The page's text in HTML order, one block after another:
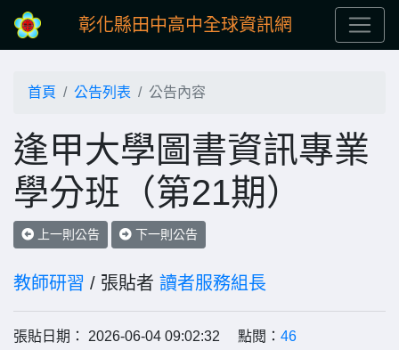
彰化縣田中高中全球資訊網
首頁 公告列表 公告內容
逢甲大學圖書資訊專業
學分班（第21期）
上一則公告 下一則公告
教師研習 / 張貼者 讀者服務組長
張貼日期： 2026-06-04 09:02:32 點閱： 46